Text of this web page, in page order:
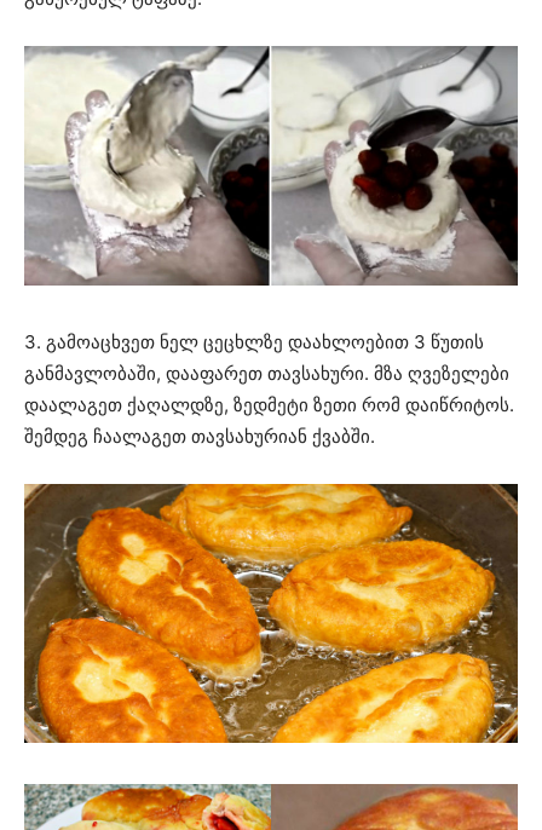
3. გამოაცხვეთ ნელ ცეცხლზე დაახლოებით 3 წუთის
განმავლობაში, დააფარეთ თავსახური. მზა ღვეზელები
დაალაგეთ ქაღალდზე, ზედმეტი ზეთი რომ დაიწრიტოს.
შემდეგ ჩაალაგეთ თავსახურიან ქვაბში.